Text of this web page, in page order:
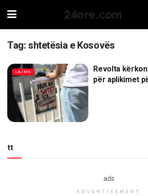
24ore.com
Tag: shtetësia e Kosovës
LAJME
Revolta
për aplikimet
tt
ads
ADVERTISEMENT